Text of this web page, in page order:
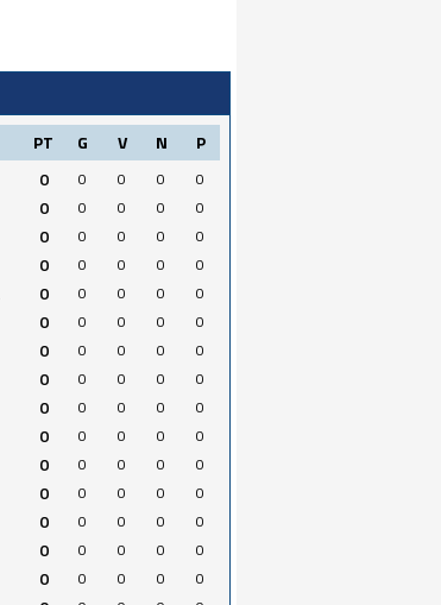
PT G V N P
0 0 0 0
0
0 0 0 0
0
0 0 0 0
0
0 0 0 0
0
0 0 0 0
0
0 0 0 0
0
0 0 0 0
0
0 0 0 0
0
0 0 0 0
0
0 0 0 0
0
0 0 0 0
0
0 0 0 0
0
0 0 0 0
0
0 0 0 0
0
0 0 0 0
0